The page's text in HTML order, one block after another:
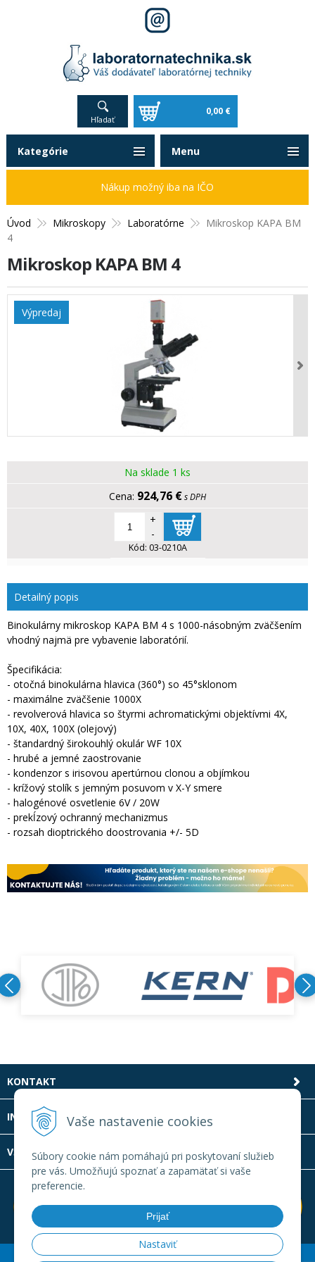
Vaše nastavenie cookies
Súbory cookie nám pomáhajú pri poskytovaní služieb
pre vás. Umožňujú spoznať a zapamätať si vaše
preferencie.
Prijať
Nastaviť
Hľadať
0,00 €
Úvod Mikroskopy Laboratórne
Mikroskop KAPA BM
4
Mikroskop KAPA BM 4
Výpredaj
Na sklade 1 ks
924,76 €s DPH
+
-
Kód: 03-0210A
Detailný popis
Binokulárny mikroskop KAPA BM 4 s 1000-násobným zväčšením
vhodný najmä pre vybavenie laboratórií.
Špecifikácia:
- otočná binokulárna hlavica (360°) so 45°sklonom
- maximálne zväčšenie 1000X
- revolverová hlavica so štyrmi achromatickými objektívmi 4X,
10X, 40X, 100X (olejový)
- štandardný širokouhlý okulár WF 10X
- hrubé a jemné zaostrovanie
- kondenzor s irisovou apertúrnou clonou a objímkou
- krížový stolík s jemným posuvom v X-Y smere
- halogénové osvetlenie 6V / 20W
- prekĺzový ochranný mechanizmus
- rozsah dioptrického doostrovania +/- 5D
Kategórie
Nákup možný iba na IČO
Menu
KONTAKT
INFOLINKA
VŠETKO O NÁKUPE